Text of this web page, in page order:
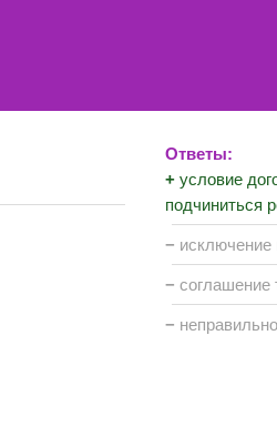
Ответы:
+ условие
подчиниться
− исключение
− соглашение
−